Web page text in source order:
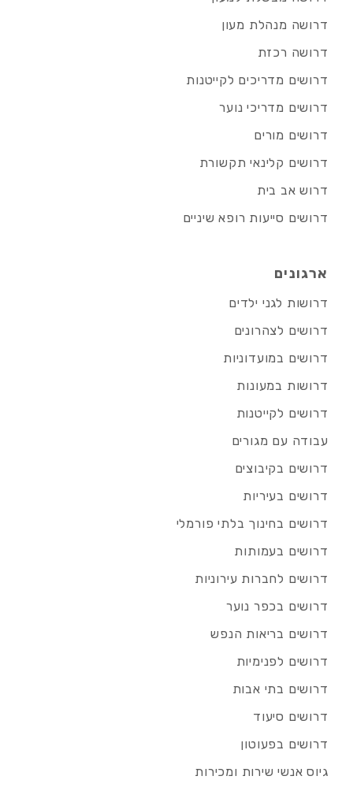
דרושה מנהלת מעון
דרושה רכזת
דרושים מדריכים לקייטנות
דרושים מדריכי נוער
דרושים מורים
דרושים קלינאי תקשורת
דרוש אב בית
דרושים סייעות רופא שיניים
ארגונים
דרושות לגני ילדים
דרושים לצהרונים
דרושים במועדוניות
דרושות במעונות
דרושים לקייטנות
עבודה עם מגורים
דרושים בקיבוצים
דרושים בעיריות
דרושים בחינוך בלתי פורמלי
דרושים בעמותות
דרושים לחברות עירוניות
דרושים בכפר נוער
דרושים בריאות הנפש
דרושים לפנימיות
דרושים בתי אבות
דרושים סיעוד
דרושים בפעוטון
גיוס אנשי שירות ומכירות